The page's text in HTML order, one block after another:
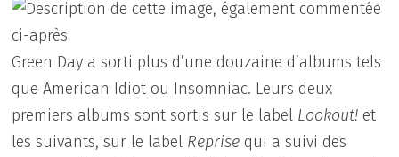
Green Day a sorti plus d’une douzaine d’albums tels
que American Idiot ou Insomniac. Leurs deux
premiers albums sont sortis sur le label Lookout! et
les suivants, sur le label Reprise qui a suivi des